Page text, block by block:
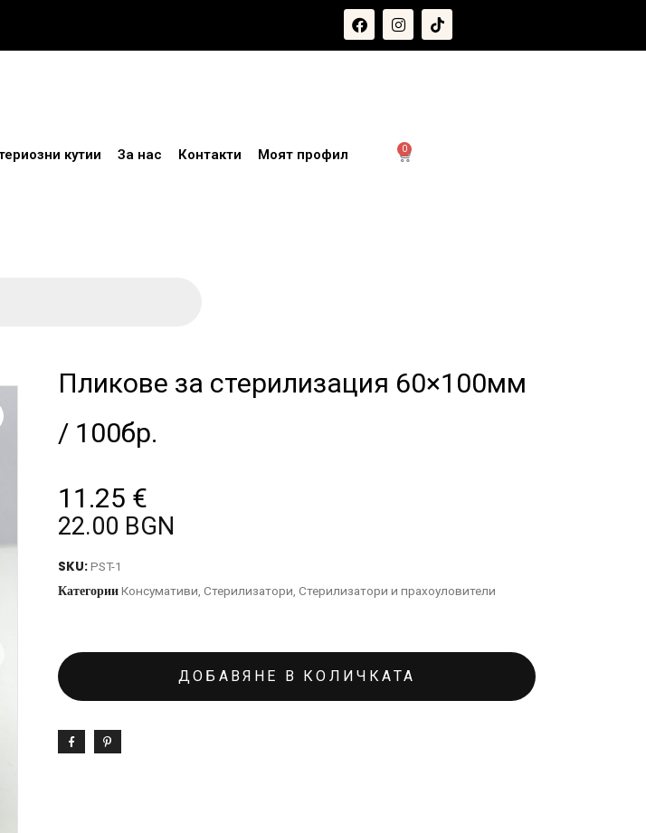
0
кутии За нас Контакти Моят профил
Пликове за стерилизация 60×100мм
/ 100бр.
11.25 €
22.00 BGN
SKU:PST-1
КатегорииКонсумативи Стерилизатори Стерилизатори и прахоуловители
ДОБАВЯНЕ В КОЛИЧКАТА